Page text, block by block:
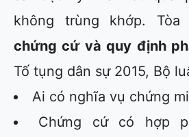
không trùng khớp.
chứng cứ và quy định
Tố tụng dân sự 2015, Bộ
Ai có nghĩa vụ chứng
Chứng cứ có hợp